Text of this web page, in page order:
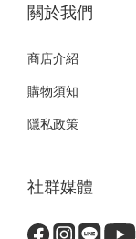
關於我們
商店介紹
購物須知
隱私政策
社群媒體